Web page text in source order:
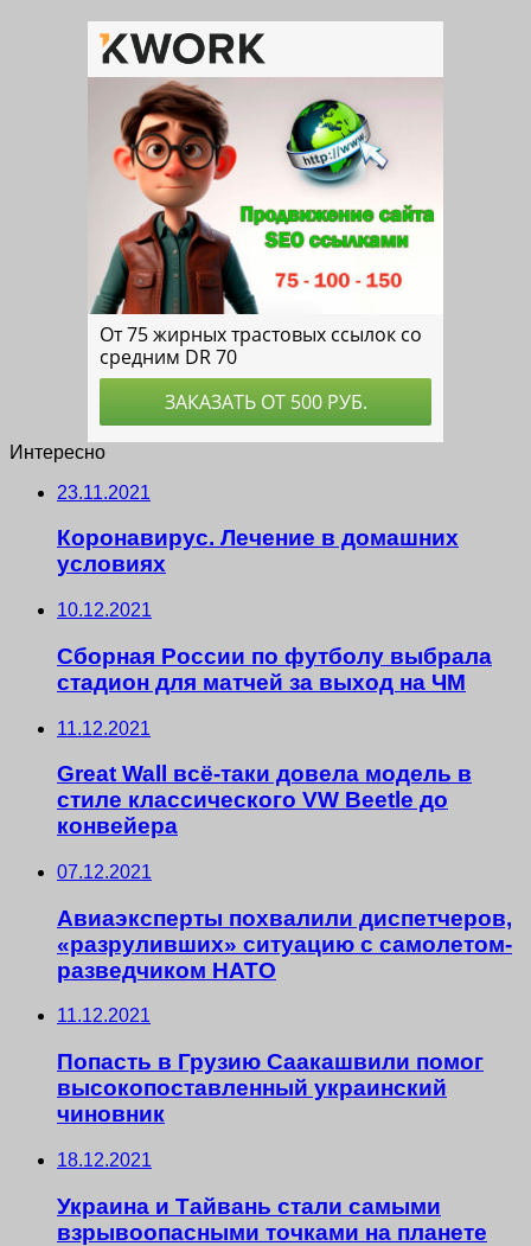
Интересно
23.11.2021
Коронавирус. Лечение в домашних
условиях
10.12.2021
Сборная России по футболу выбрала
стадион для матчей за выход на ЧМ
11.12.2021
Great Wall всё-таки довела модель в
стиле классического VW Beetle до
конвейера
07.12.2021
Авиаэксперты похвалили диспетчеров,
«разруливших» ситуацию с самолетом-
разведчиком НАТО
11.12.2021
Попасть в Грузию Саакашвили помог
высокопоставленный украинский
чиновник
18.12.2021
Украина и Тайвань стали самыми
взрывоопасными точками на планете